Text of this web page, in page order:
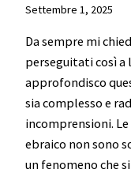
Settembre 1, 2025
Da sempre mi
perseguitati così a
approfondisco
sia complesso e
incomprensioni.
ebraico non sono
un fenomeno che